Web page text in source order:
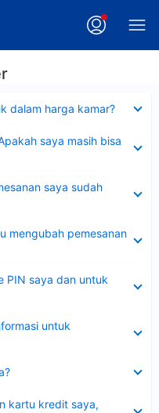
dalam harga kamar?
saya masih bisa
saya sudah
mengubah pemesanan
PIN saya dan untuk
untuk
kartu kredit saya,